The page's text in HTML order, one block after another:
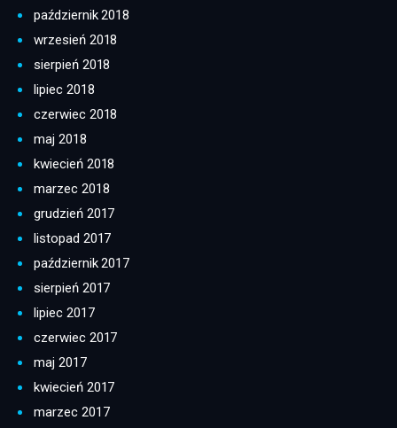
październik 2018
wrzesień 2018
sierpień 2018
lipiec 2018
czerwiec 2018
maj 2018
kwiecień 2018
marzec 2018
grudzień 2017
listopad 2017
październik 2017
sierpień 2017
lipiec 2017
czerwiec 2017
maj 2017
kwiecień 2017
marzec 2017